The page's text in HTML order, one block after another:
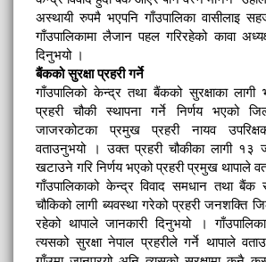
अस्थायी रुपमै भएपनि गाँउपालिका वासीलाइ
गाँउपालिकामा लैजान पहल गरिरहेको कावा
दिनुभयो ।
बैंकको सुरक्षा प्रहरी गर्ने
गाँउपालिको केन्द्र तथा बैंकको सुरक्षाका
प्रहरी चौकी स्थापना गर्ने निर्णय भएको
जाजरकोटका प्रमुख प्रहरी नायव
वताउनुभयो । उक्त प्रहरी चौकीका लागी १३
खटाउने गरि निर्णय भएको प्रहरी प्रमुख थापाले
गाँउपालिकाको केन्द्र विवाद समधान तथा बैंक
चौकिको लागी ब्यवस्था गरेको प्रहरी जनशक्ति
रहेको थापाले जानकारी दिनुभयो ।
त्यसको सुरक्षा नेपाल प्रहरीले गर्ने थापाले